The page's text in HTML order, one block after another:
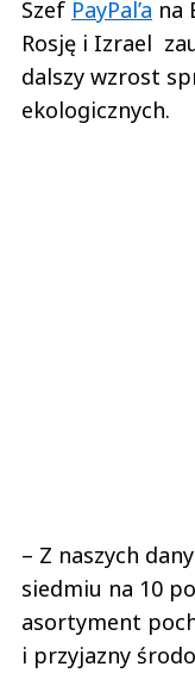
Szef PayPal’a na
Rosję i Izrael
dalszy wzrost
ekologicznych.
– Z naszych
siedmiu na 10
asortyment
i przyjazny